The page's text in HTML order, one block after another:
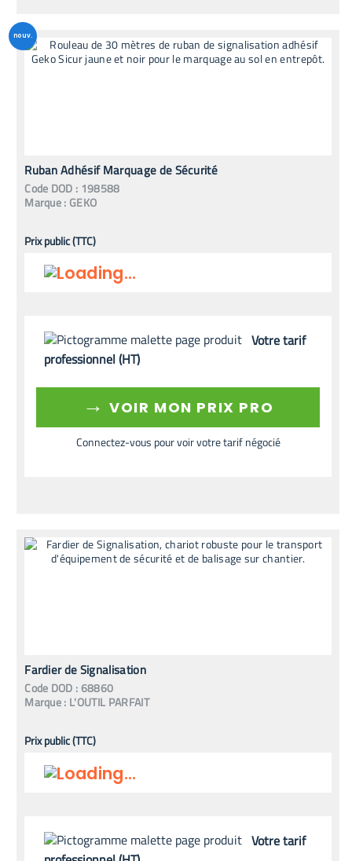
nouv.
Ruban Adhésif Marquage de Sécurité
Code DOD : 198588
Marque : GEKO
Prix public (TTC)
Votre tarif
professionnel (HT)
→ VOIR MON PRIX PRO
Connectez-vous pour voir votre tarif négocié
Fardier de Signalisation
Code DOD :68860
Marque : L'OUTIL PARFAIT
Prix public (TTC)
Votre tarif